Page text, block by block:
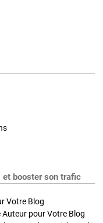
et booster son trafic
Votre Blog
Auteur pour Votre Blog